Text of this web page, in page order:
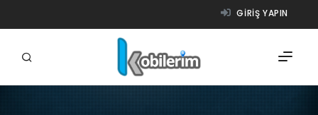
GIRIŞ YAPIN